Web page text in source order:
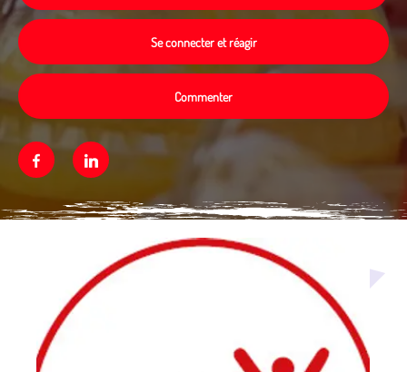
Se connecter et réagir
Commenter
FacebookLinkedin